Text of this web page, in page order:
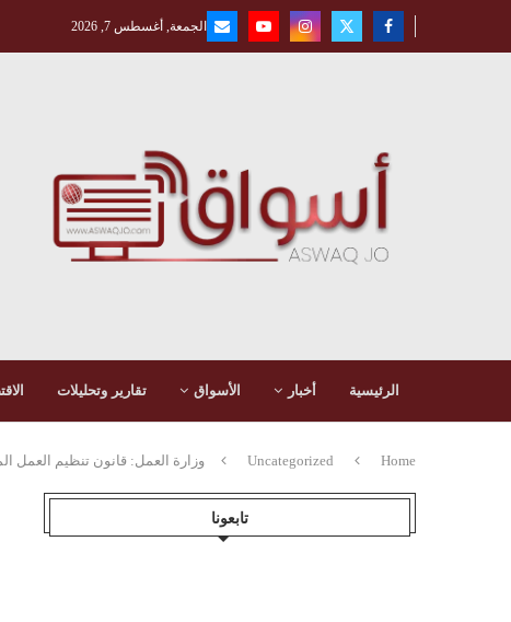
الجمعة, أغسطس 7, 2026
الرئيسية أخبار الأسواق تقارير وتحليلات
Home
Uncategorized وزارة العمل: قانون تنظيم العمل
تابعونا